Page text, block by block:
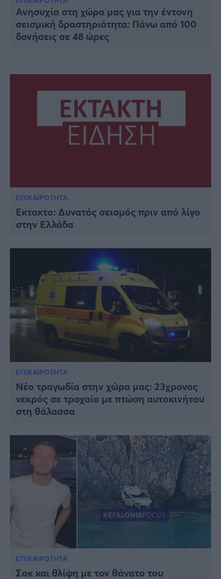
Υγεία
Γυναίκα
Καιρός
Viral
Κουζίνα
Ζώδια
Pet
Πίστη
Ανησυχία στη χώρα μας για την έντονη
σεισμική δραστηριότητα: Πάνω από 100
δονήσεις σε 48 ώρες
ΕΠΙΚΑΙΡΟΤΗΤΑ
Έκτακτο: Δυνατός σεισμός πριν από λίγο
στην Ελλάδα
ΕΠΙΚΑΙΡΟΤΗΤΑ
Νέο τραγωδία στην χώρα μας: 23χρονος
νεκρός σε τροχαίο με πτώση αυτοκινήτου
στη θάλασσα
ΕΠΙΚΑΙΡΟΤΗΤΑ
Σοκ και θλίψη με τον θάνατο του